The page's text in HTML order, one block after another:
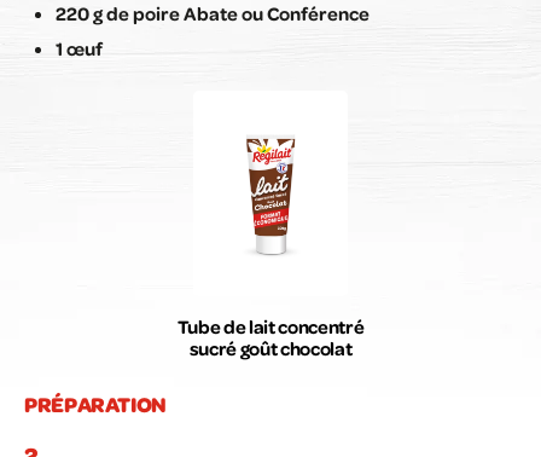
220 g de poire Abate ou Conférence
1 œuf
Tube de lait concentré
sucré goût chocolat
PRÉPARATION